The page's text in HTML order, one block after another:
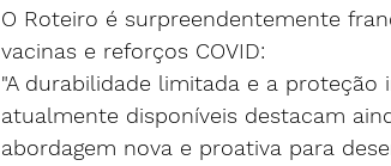
O Roteiro é surpreendentemente
vacinas e reforços COVID:
"A durabilidade limitada e a proteção
atualmente disponíveis destacam
abordagem nova e proativa para